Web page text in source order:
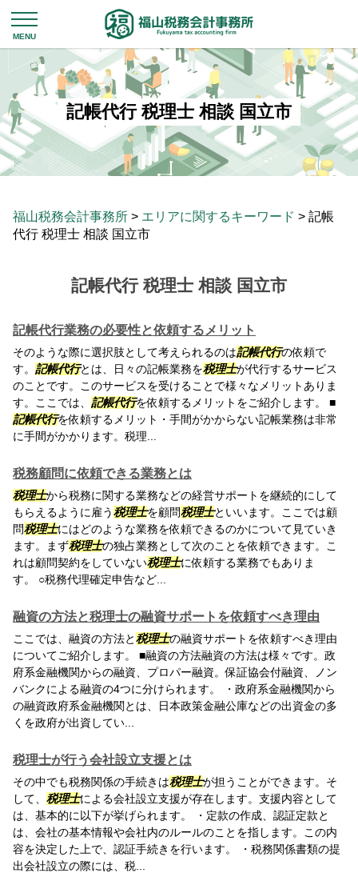
記帳代行 税理士 相談 国立市
福山税務会計事務所 > エリアに関するキーワード > 記帳
代行 税理士 相談 国立市
記帳代行 税理士 相談 国立市
記帳代行業務の必要性と依頼するメリット
そのような際に選択肢として考えられるのは記帳代行の依頼で
す。 記帳代行とは、日々の記帳業務を税理士が代行するサービス
のことです。このサービスを受けることで様々なメリットありま
す。ここでは、 記帳代行を依頼するメリットをご紹介します。 ■
記帳代行を依頼するメリット・手間がかからない記帳業務は非常
に手間がかかります。税理...
税務顧問に依頼できる業務とは
税理士から税務に関する業務などの経営サポートを継続的にして
もらえるように雇う税理士を顧問税理士といいます。ここでは顧
問税理士にはどのような業務を依頼できるのかについて見ていき
ます。まず税理士の独占業務として次のことを依頼できます。こ
れは顧問契約をしていない税理士に依頼する業務でもありま
す。 ○税務代理確定申告など...
融資の方法と税理士の融資サポートを依頼すべき理由
ここでは、融資の方法と税理士の融資サポートを依頼すべき理由
についてご紹介します。 ■融資の方法融資の方法は様々です。政
府系金融機関からの融資、プロパー融資。保証協会付融資、ノン
バンクによる融資の4つに分けられます。 ・政府系金融機関から
の融資政府系金融機関とは、日本政策金融公庫などの出資金の多
くを政府が出資してい...
税理士が行う会社設立支援とは
その中でも税務関係の手続きは税理士が担うことができます。そ
して、 税理士による会社設立支援が存在します。支援内容として
は、基本的に以下が挙げられます。 ・定款の作成、認証定款と
は、会社の基本情報や会社内のルールのことを指します。この内
容を決定した上で、認証手続きを行います。 ・税務関係書類の提
出会社設立の際には、税...